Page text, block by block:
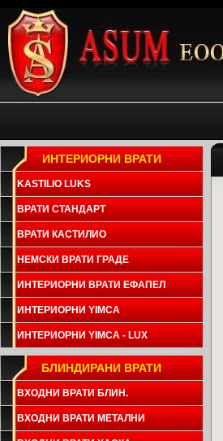
ИНТЕРИОРНИ ВРАТИ
KASTILIO LUKS
ВРАТИ СТАНДАРТ
ВРАТИ КАСТИЛИО
НЕМСКИ ВРАТИ ГРАДЕ
ИНТЕРИОРНИ ВРАТИ ЕФАПЕЛ
ИНТЕРИОРНИ YIMCA
ИНТЕРИОРНИ YIMCA - LUX
БЛИНДИРАНИ ВРАТИ
ВХОДНИ ВРАТИ БЛИН.
ВХОДНИ ВРАТИ МЕТАЛНИ